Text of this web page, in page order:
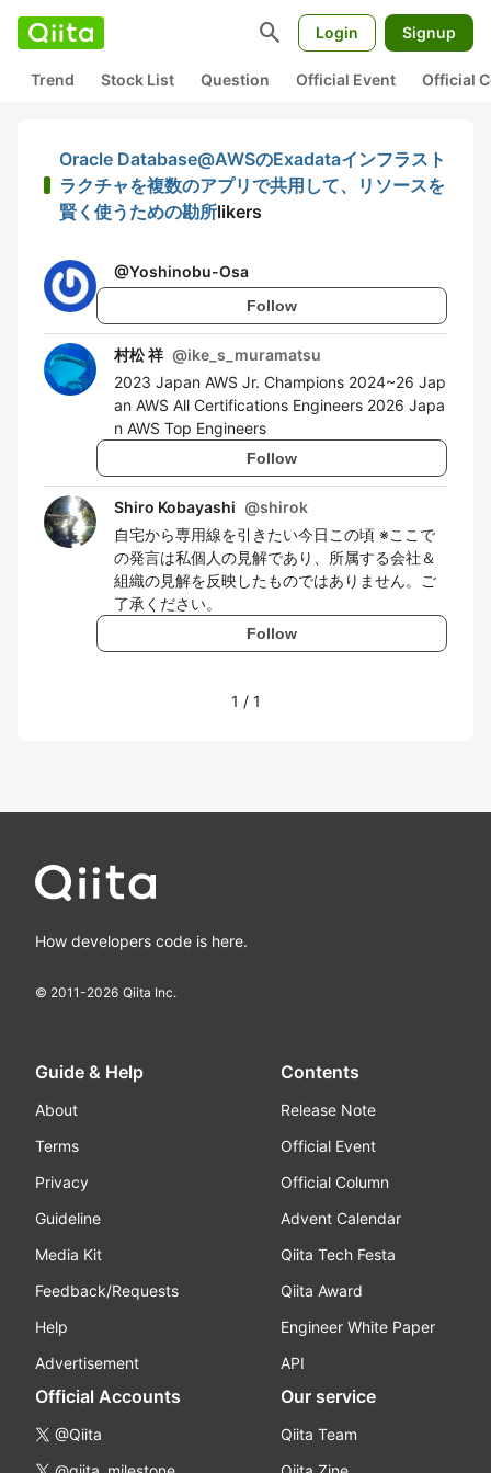
search Login Signup
Trend Stock List Question Official Event Official
Oracle Database@AWSのExadataインフラスト
ラクチャを複数のアプリで共用して、リソースを
賢く使うための勘所likers
@Yoshinobu-Osa
Follow
村松 祥 @ike_s_muramatsu
2023 Japan AWS Jr. Champions 2024~26 Jap
an AWS All Certifications Engineers 2026 Japa
n AWS Top Engineers
Follow
Shiro Kobayashi @shirok
自宅から専用線を引きたい今日この頃 ※ここで
の発言は私個人の見解であり、所属する会社＆
組織の見解を反映したものではありません。ご
了承ください。
Follow
1 / 1
How developers code is here.
© 2011-2026 Qiita Inc.
Guide & Help
About
Terms
Privacy
Guideline
Media Kit
Feedback/Requests
Help
Advertisement
Contents
Release Note
Official Event
Official Column
Advent Calendar
Qiita Tech Festa
Qiita Award
Engineer White Paper
API
Official Accounts
@Qiita
Our service
Qiita Team